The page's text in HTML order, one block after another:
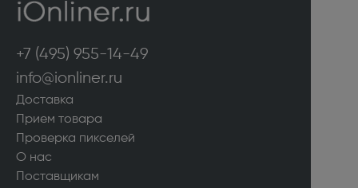
+7 (495) 955-14-49
info@ionliner.ru
Доставка
Прием товара
Проверка пикселей
О нас
Поставщикам